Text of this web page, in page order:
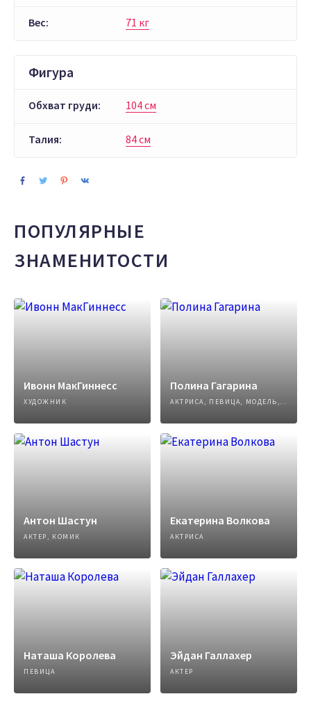
Вес: 71 кг
Фигура
Обхват груди: 104 см
Талия: 84 см
ПОПУЛЯРНЫЕ
ЗНАМЕНИТОСТИ
Ивонн МакГиннесс
ХУДОЖНИК
Полина Гагарина
АКТРИСА, ПЕВИЦА, МОДЕЛЬ, АВТОР ПЕСЕН
Антон Шастун
АКТЕР, КОМИК
Екатерина Волкова
АКТРИСА
Наташа Королева
ПЕВИЦА
Эйдан Галлахер
АКТЕР